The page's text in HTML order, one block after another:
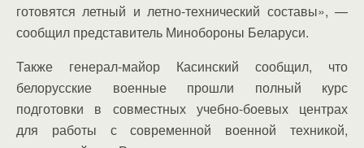
готовятся летный и летно-технический составы», —
сообщил представитель Минобороны Беларуси.
Также генерал-майор Касинский сообщил, что
белорусские военные прошли полный курс
подготовки в совместных учебно-боевых центрах
для работы с современной военной техникой,